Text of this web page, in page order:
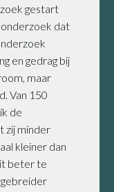
gestart
dat
en gedrag bij
maar
Van 150
de
zij minder
kleiner dan
beter te